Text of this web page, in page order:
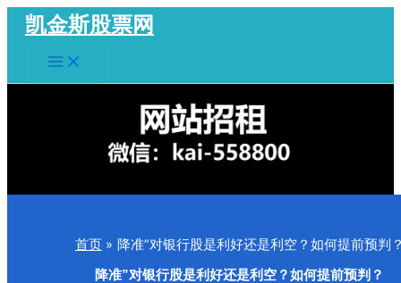
容
凯金斯股票网
Main
Menu
首页 降准”对银行股是利好还是利空？如何提前预判
降准”对银行股是利好还是利空？如何提前预判？